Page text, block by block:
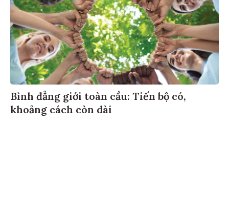
Bình đẳng giới toàn cầu: Tiến bộ có,
khoảng cách còn dài